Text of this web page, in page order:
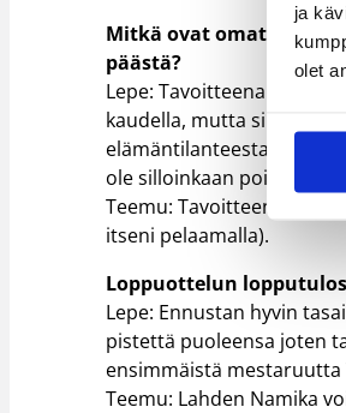
ja
olet
Mitkä ovat omat
päästä?
Lepe: Tavoitteena olisi
kaudella, mutta siltä osin
elämäntilanteesta mitä
ole silloinkaan pois
Teemu: Tavoitteenani on
itseni pelaamalla).
Loppuottelun
Lepe: Ennustan hyvin
pistettä puoleensa joten
ensimmäistä mestaruutta
Teemu: Lahden Namika